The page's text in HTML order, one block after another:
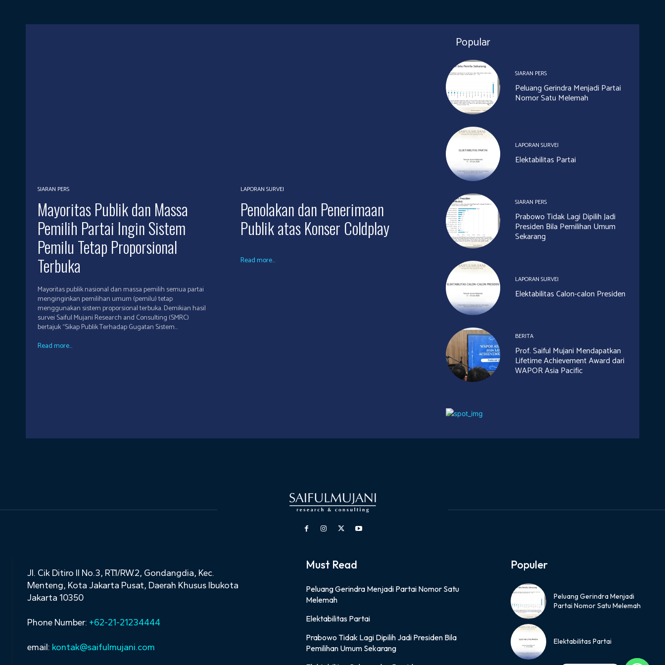
SIARAN PERS
Mayoritas Publik dan Massa
Pemilih Partai Ingin Sistem
Pemilu Tetap Proporsional
Terbuka
Mayoritas publik nasional dan massa pemilih semua partai
menginginkan pemilihan umum (pemilu) tetap
menggunakan sistem proporsional terbuka. Demikian hasil
survei Saiful Mujani Research and Consulting (SMRC)
bertajuk “Sikap Publik Terhadap Gugatan Sistem...
Read more...
LAPORAN SURVEI
Penolakan dan Penerimaan
Publik atas Konser Coldplay
Read more...
Popular
SIARAN PERS
Peluang Gerindra Menjadi Partai
Nomor Satu Melemah
LAPORAN SURVEI
Elektabilitas Partai
SIARAN PERS
Prabowo Tidak Lagi Dipilih Jadi
Presiden Bila Pemilihan Umum
Sekarang
LAPORAN SURVEI
Elektabilitas Calon-calon Presiden
BERITA
Prof. Saiful Mujani Mendapatkan
Lifetime Achievement Award dari
WAPOR Asia Pacific
Jl. Cik Ditiro II No.3, RT.1/RW.2, Gondangdia, Kec.
Menteng, Kota Jakarta Pusat, Daerah Khusus Ibukota
Jakarta 10350
Phone Number: +62-21-21234444
email: kontak@saifulmujani.com
Must Read
Peluang Gerindra Menjadi Partai Nomor Satu
Melemah
Elektabilitas Partai
Prabowo Tidak Lagi Dipilih Jadi Presiden Bila
Pemilihan Umum Sekarang
Populer
Peluang Gerindra Menjadi
Partai Nomor Satu Melemah
Elektabilitas Partai